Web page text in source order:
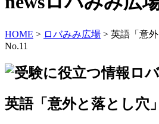
HOME > ロバみみ広場 > 英語「意
No.11
英語「意外と落とし穴